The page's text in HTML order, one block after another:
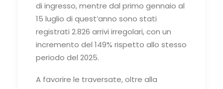
di ingresso, mentre dal primo gennaio al
15 luglio di quest’anno sono stati
registrati 2.826 arrivi irregolari, con un
incremento del 149% rispetto allo stesso
periodo del 2025.
A favorire le traversate, oltre alla